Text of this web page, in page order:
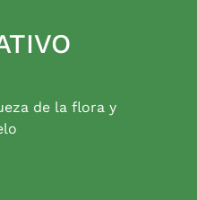
de la flora y